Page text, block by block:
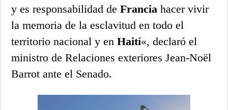
y es responsabilidad deFrancia hacer vivir
la memoria de la esclavitud en todo el
territorio nacional y enHaití«, declaró el
ministro de Relaciones exteriores Jean-Noël
Barrot ante el Senado.